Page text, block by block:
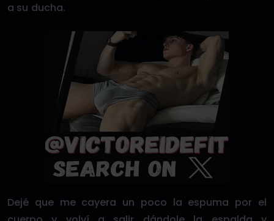
a su ducha.
Dejé que me cayera un poco la espuma por el